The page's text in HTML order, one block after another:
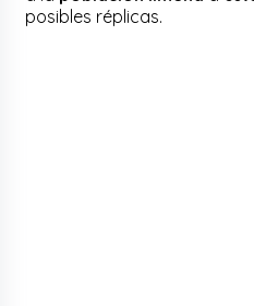
posibles réplicas.